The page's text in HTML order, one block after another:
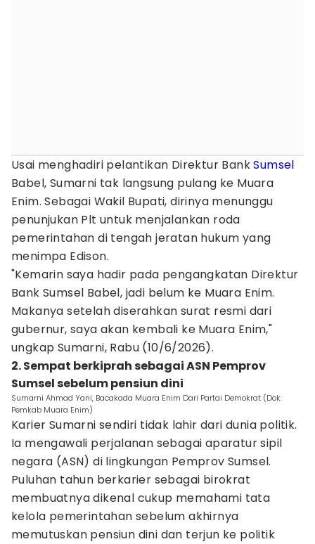
Usai menghadiri pelantikan Direktur BankSumsel
Babel, Sumarni tak langsung pulang ke Muara
Enim. Sebagai Wakil Bupati, dirinya menunggu
penunjukan Plt untuk menjalankan roda
pemerintahan di tengah jeratan hukum yang
menimpa Edison.
"Kemarin saya hadir pada pengangkatan Direktur
Bank Sumsel Babel, jadi belum ke Muara Enim.
Makanya setelah diserahkan surat resmi dari
gubernur, saya akan kembali ke Muara Enim,"
ungkap Sumarni, Rabu (10/6/2026).
2. Sempat berkiprah sebagai ASN Pemprov
Sumsel sebelum pensiun dini
Sumarni Ahmad Yani, Bacakada Muara Enim Dari Partai Demokrat (Dok:
Pemkab Muara Enim)
Karier Sumarni sendiri tidak lahir dari dunia politik.
Ia mengawali perjalanan sebagai aparatur sipil
negara (ASN) di lingkungan Pemprov Sumsel.
Puluhan tahun berkarier sebagai birokrat
membuatnya dikenal cukup memahami tata
kelola pemerintahan sebelum akhirnya
memutuskan pensiun dini dan terjun ke politik